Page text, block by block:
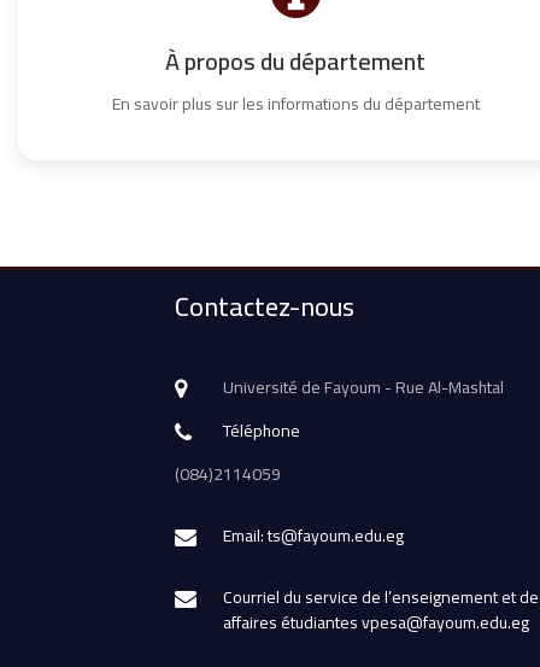
À propos du département
En savoir plus sur les informations du département
Contactez-nous
Université de Fayoum - Rue Al-Mashtal
Téléphone
(084)2114059
Email: ts@fayoum.edu.eg
Courriel du service de l’enseignement et
affaires étudiantes vpesa@fayoum.edu.eg